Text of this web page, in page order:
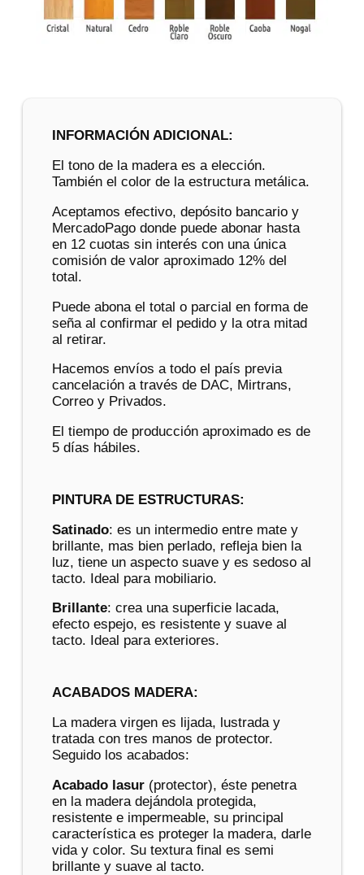
INFORMACIÓN ADICIONAL:
El tono de la madera es a elección.
También el color de la estructura metálica.
Aceptamos efectivo, depósito bancario y
MercadoPago donde puede abonar hasta
en 12 cuotas sin interés con una única
comisión de valor aproximado 12% del
total.
Puede abona el total o parcial en forma de
seña al confirmar el pedido y la otra mitad
al retirar.
Hacemos envíos a todo el país previa
cancelación a través de DAC, Mirtrans,
Correo y Privados.
El tiempo de producción aproximado es de
5 días hábiles.
PINTURA DE ESTRUCTURAS:
Satinado: es un intermedio entre mate y
brillante, mas bien perlado, refleja bien la
luz, tiene un aspecto suave y es sedoso al
tacto. Ideal para mobiliario.
Brillante: crea una superficie lacada,
efecto espejo, es resistente y suave al
tacto. Ideal para exteriores.
ACABADOS MADERA:
La madera virgen es lijada, lustrada y
tratada con tres manos de protector.
Seguido los acabados:
Acabado lasur(protector), éste penetra
en la madera dejándola protegida,
resistente e impermeable, su principal
característica es proteger la madera, darle
vida y color. Su textura final es semi
brillante y suave al tacto.